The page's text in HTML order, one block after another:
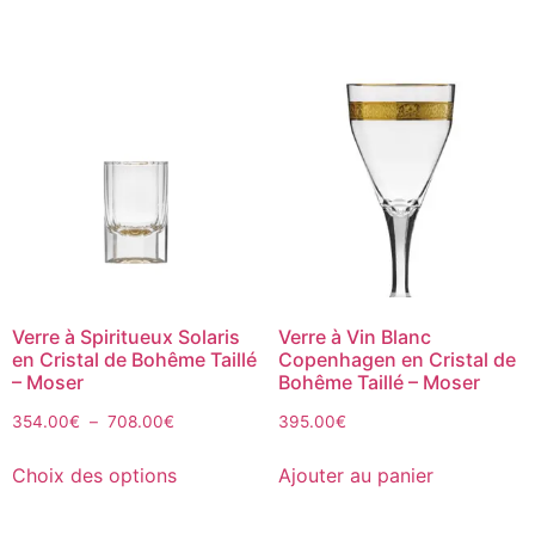
Verre à Spiritueux Solaris
en Cristal de Bohême Taillé
– Moser
354.00€ – 708.00€
Choix des options
Verre à Vin Blanc
Copenhagen en Cristal de
Bohême Taillé – Moser
395.00€
Ajouter au panier